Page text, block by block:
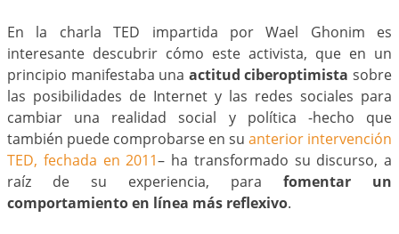
En la charla TED impartida por Wael Ghonim es
interesante descubrir cómo este activista, que en un
principio manifestaba una actitud ciberoptimista sobre
las posibilidades de Internet y las redes sociales para
cambiar una realidad social y política -hecho que
también puede comprobarse en su anterior intervención
TED, fechada en 2011– ha transformado su discurso, a
raíz de su experiencia, para fomentar un
comportamiento en línea más reflexivo.